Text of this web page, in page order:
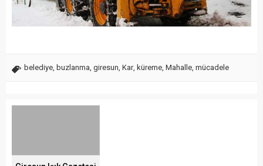
belediye, buzlanma, giresun, Kar, küreme, Mahalle, mücadele